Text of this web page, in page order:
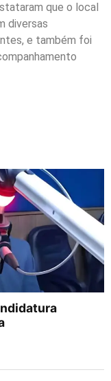
que o local
diversas
e também foi